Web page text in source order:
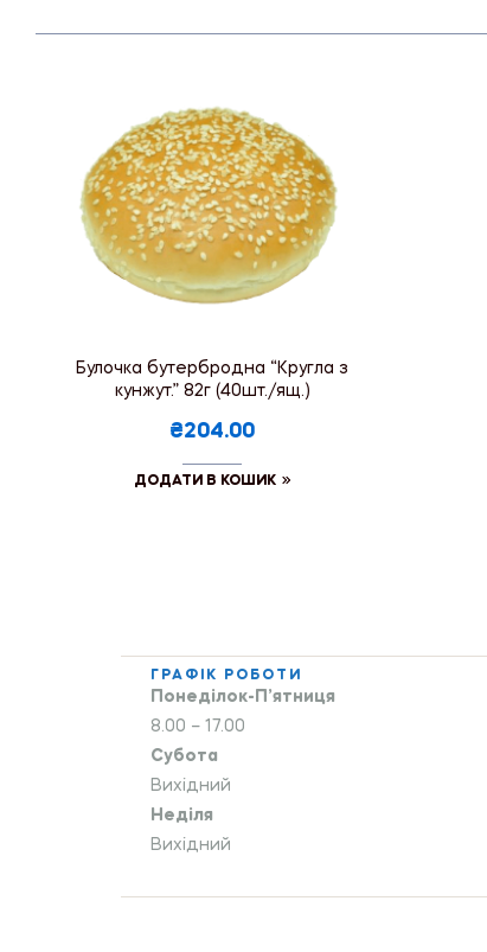
Булочка бутербродна “Кругла з
кунжут.” 82г (40шт./ящ.)
₴204.00
ДОДАТИ В КОШИК
ГРАФІК РОБОТИ
Понеділок-П’ятниця
8.00 – 17.00
Субота
Вихідний
Неділя
Вихідний